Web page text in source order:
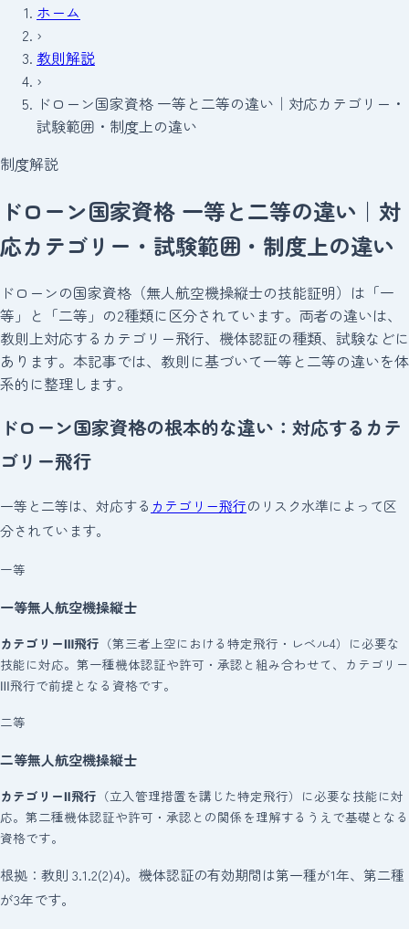
ホーム
›
教則解説
›
ドローン国家資格 一等と二等の違い｜対応カテゴリー・
試験範囲・制度上の違い
制度解説
ドローン国家資格 一等と二等の違い｜対
応カテゴリー・試験範囲・制度上の違い
ドローンの国家資格（無人航空機操縦士の技能証明）は「一
等」と「二等」の2種類に区分されています。両者の違いは、
教則上対応するカテゴリー飛行、機体認証の種類、試験などに
あります。本記事では、教則に基づいて一等と二等の違いを体
系的に整理します。
ドローン国家資格の根本的な違い：対応するカテ
ゴリー飛行
一等と二等は、対応する カテゴリー飛行のリスク水準によって区
分されています。
一等
一等無人航空機操縦士
カテゴリーⅢ飛行 （第三者上空における特定飛行・レベル4）に必要な
技能に対応。第一種機体認証や許可・承認と組み合わせて、カテゴリー
Ⅲ飛行で前提となる資格です。
二等
二等無人航空機操縦士
カテゴリーⅡ飛行 （立入管理措置を講じた特定飛行）に必要な技能に対
応。第二種機体認証や許可・承認との関係を理解するうえで基礎となる
資格です。
根拠：教則 3.1.2(2)4)。機体認証の有効期間は第一種が1年、第二種
が3年です。